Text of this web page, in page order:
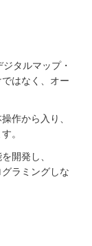
タルマップ・
はなく、オー
作から入り、
。
開発し、
ラミングしな